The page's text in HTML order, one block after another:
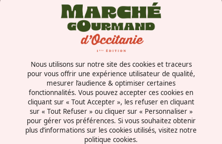
Parc des Expositions, Centre de Conventions et Congrès de
Concorde Avenue
31840 - Aussonne
France
Nous utilisons sur notre site des cookies et traceurs
pour vous offrir une expérience utilisateur de qualité,
mesurer l’audience & optimiser certaines
fonctionnalités. Vous pouvez accepter ces cookies en
cliquant sur « Tout Accepter », les refuser en cliquant
sur « Tout Refuser » ou cliquer sur « Personnaliser »
pour gérer vos préférences. Si vous souhaitez obtenir
plus d’informations sur les cookies utilisés, visitez notre
politique cookies.